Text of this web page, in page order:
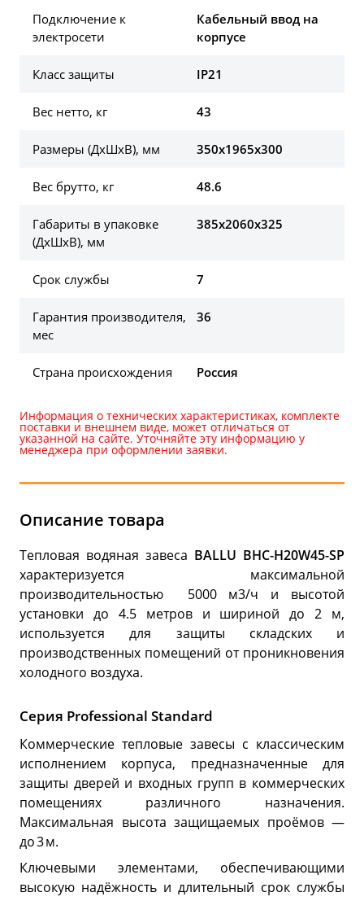
Подключение к
электросети
Кабельный ввод на
корпусе
Класс защиты IP21
Вес нетто, кг 43
Размеры (ДхШхВ), мм 350х1965х300
Вес брутто, кг 48.6
Габариты в упаковке
(ДхШхВ), мм
385х2060х325
Срок службы 7
Гарантия производителя,
мес
36
Страна происхождения Россия
Информация о технических характеристиках, комплекте
поставки и внешнем виде, может отличаться от
указанной на сайте. Уточняйте эту информацию у
менеджера при оформлении заявки.
Описание товара
Тепловая водяная завеса BALLU BHC-H20W45-SP
характеризуется максимальной
производительностью 5000 м3/ч и высотой
установки до 4.5 метров и шириной до 2 м,
используется для защиты складских и
производственных помещений от проникновения
холодного воздуха.
Серия Professional Standard
Коммерческие тепловые завесы с классическим
исполнением корпуса, предназначенные для
защиты дверей и входных групп в коммерческих
помещениях различного назначения.
Максимальная высота защищаемых проёмов —
до 3 м.
Ключевыми элементами, обеспечивающими
высокую надёжность и длительный срок службы